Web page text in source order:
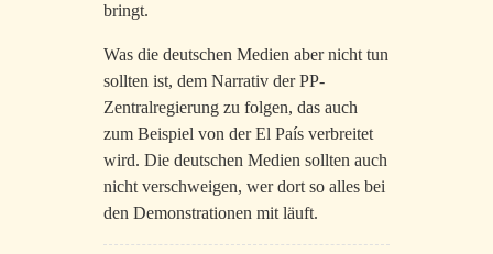
bringt.
Was die deutschen Medien aber nicht tun
sollten ist, dem Narrativ der PP-
Zentralregierung zu folgen, das auch
zum Beispiel von der El País verbreitet
wird. Die deutschen Medien sollten auch
nicht verschweigen, wer dort so alles bei
den Demonstrationen mit läuft.